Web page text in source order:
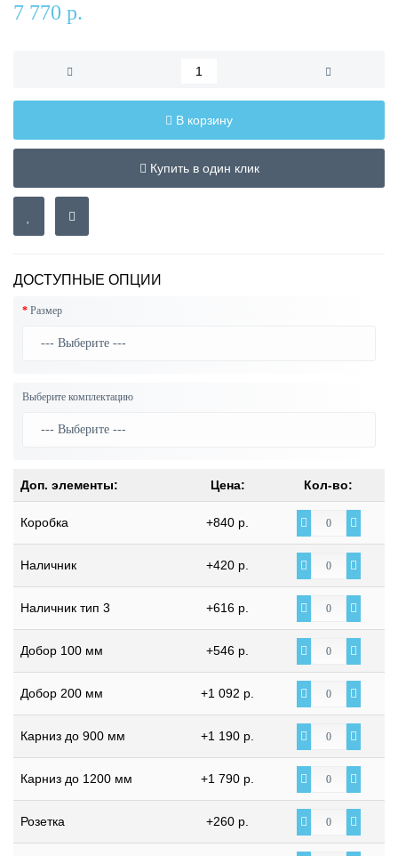
7 770 р.
В корзину
Купить в один клик
ДОСТУПНЫЕ ОПЦИИ
Размер
Выберите комплектацию
Доп. элементы: Цена: Кол-во:
Коробка +840 р.
Наличник +420 р.
Наличник тип 3 +616 р.
Добор 100 мм +546 р.
Добор 200 мм +1 092 р.
Карниз до 900 мм +1 190 р.
Карниз до 1200 мм +1 790 р.
Розетка +260 р.